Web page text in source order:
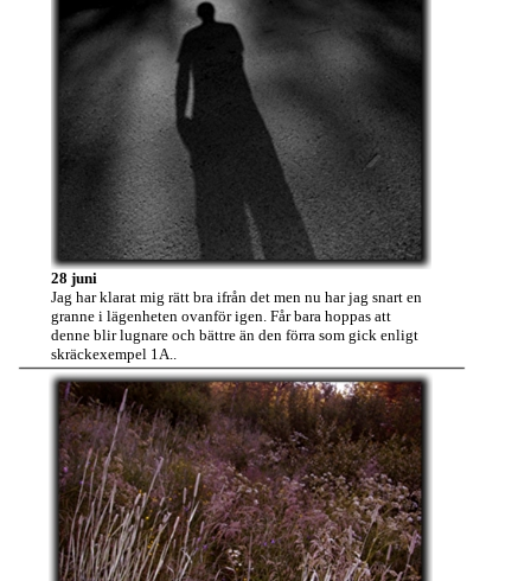
28 juni
Jag har klarat mig rätt bra ifrån det men nu har jag snart en
granne i lägenheten ovanför igen. Får bara hoppas att
denne blir lugnare och bättre än den förra som gick enligt
skräckexempel 1A..